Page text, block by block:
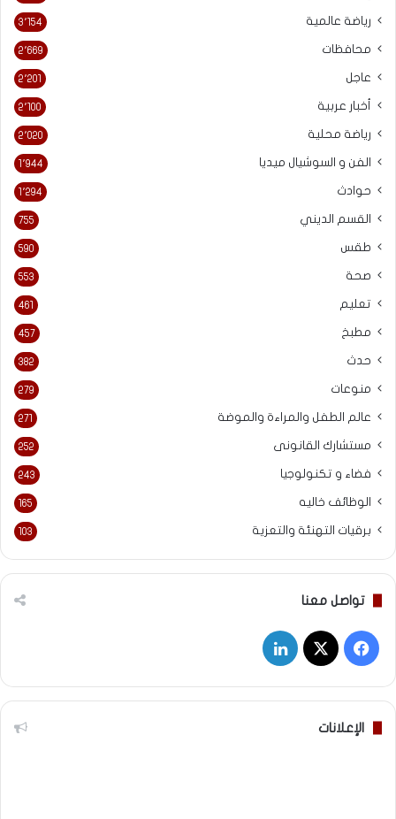
رياضة عالمية 3٬154
محافظات 2٬669
عاجل 2٬201
أخبار عربية 2٬100
رياضة محلية 2٬020
الفن و السوشيال ميديا 1٬944
حوادث 1٬294
القسم الديني 755
طقس 590
صحة 553
تعليم 461
مطبخ 457
حدث 382
منوعات 279
عالم الطفل والمراءة والموضة 271
مستشارك القانونى 252
فضاء و تكنولوجيا 243
الوظائف خاليه 165
برقيات التهنئة والتعزية 103
تواصل معنا
فيسبوك
‫X لينكدإن
الإعلانات